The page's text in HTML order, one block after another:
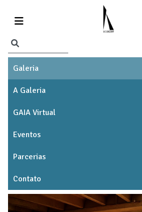
Galeria
A Galeria
GAIA Virtual
Eventos
Parcerias
Contato